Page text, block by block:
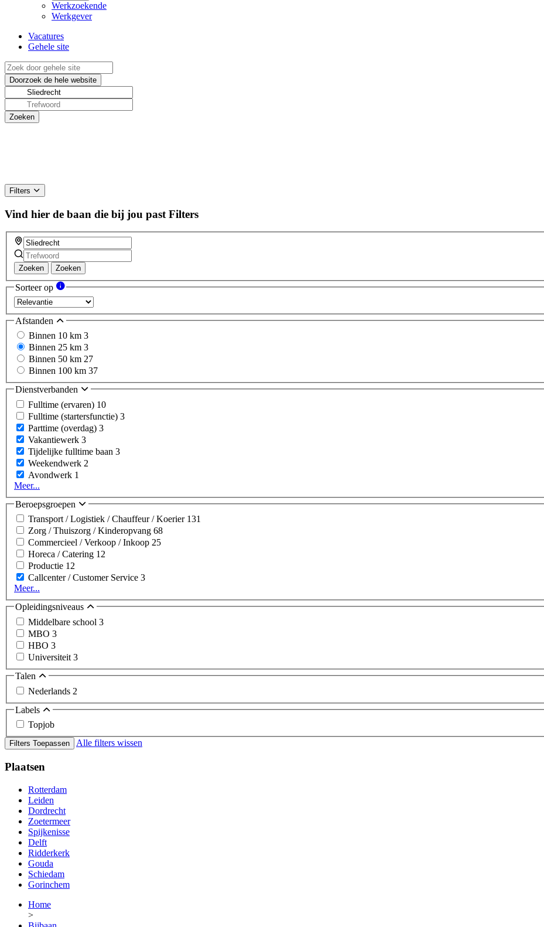
Werkzoekende
Werkgever
Vacatures
Gehele site
Filters
Vind hier de baan die bij jou past Filters
Zoeken Zoeken
Sorteer op
Afstanden
Binnen 10 km 3
Binnen 25 km 3
Binnen 50 km 27
Binnen 100 km 37
Dienstverbanden
Fulltime (ervaren) 10
Fulltime (startersfunctie) 3
Parttime (overdag) 3
Vakantiewerk 3
Tijdelijke fulltime baan 3
Weekendwerk 2
Avondwerk 1
Meer...
Beroepsgroepen
Transport / Logistiek / Chauffeur / Koerier 131
Zorg / Thuiszorg / Kinderopvang 68
Commercieel / Verkoop / Inkoop 25
Horeca / Catering 12
Productie 12
Callcenter / Customer Service 3
Meer...
Opleidingsniveaus
Middelbare school 3
MBO 3
HBO 3
Universiteit 3
Talen
Nederlands 2
Labels
Topjob
Filters Toepassen Alle filters wissen
Plaatsen
Rotterdam
Leiden
Dordrecht
Zoetermeer
Spijkenisse
Delft
Ridderkerk
Gouda
Schiedam
Gorinchem
Home
>